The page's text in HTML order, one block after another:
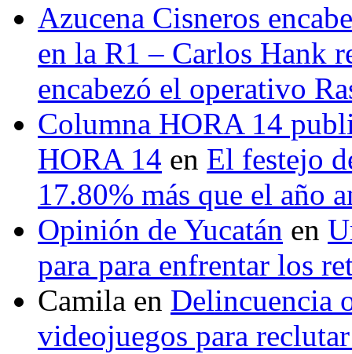
Azucena Cisneros
en la R1 – Carlos Hank
encabezó el operativo
Columna HORA 14
HORA 14 en El festejo
17.80% más que el año
Opinión de Yucatán en
para para enfrentar los
Camila en Delincuencia
videojuegos para